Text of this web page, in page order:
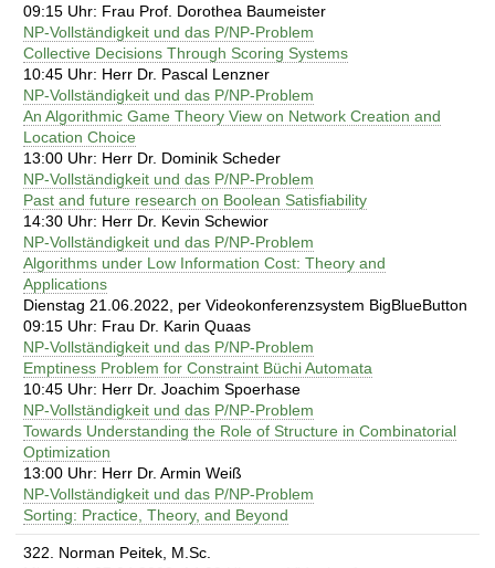
09:15 Uhr: Frau Prof. Dorothea Baumeister
NP-Vollständigkeit und das P/NP-Problem
Collective Decisions Through Scoring Systems
10:45 Uhr: Herr Dr. Pascal Lenzner
NP-Vollständigkeit und das P/NP-Problem
An Algorithmic Game Theory View on Network Creation and
Location Choice
13:00 Uhr: Herr Dr. Dominik Scheder
NP-Vollständigkeit und das P/NP-Problem
Past and future research on Boolean Satisfiability
14:30 Uhr: Herr Dr. Kevin Schewior
NP-Vollständigkeit und das P/NP-Problem
Algorithms under Low Information Cost: Theory and
Applications
Dienstag 21.06.2022, per Videokonferenzsystem BigBlueButton
09:15 Uhr: Frau Dr. Karin Quaas
NP-Vollständigkeit und das P/NP-Problem
Emptiness Problem for Constraint Büchi Automata
10:45 Uhr: Herr Dr. Joachim Spoerhase
NP-Vollständigkeit und das P/NP-Problem
Towards Understanding the Role of Structure in Combinatorial
Optimization
13:00 Uhr: Herr Dr. Armin Weiß
NP-Vollständigkeit und das P/NP-Problem
Sorting: Practice, Theory, and Beyond
322. Norman Peitek, M.Sc.